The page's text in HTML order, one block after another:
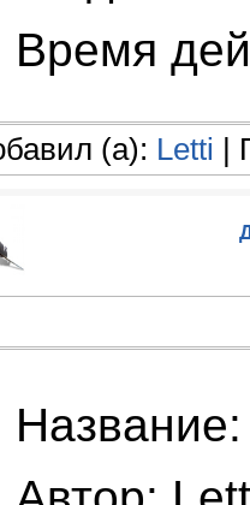
Время
(а): Letti |